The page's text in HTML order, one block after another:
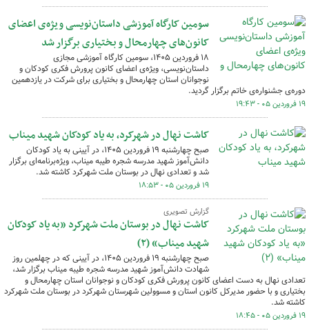
سومین کارگاه آموزشی داستان‌نویسی ویژه‌ی اعضای
کانون‌های چهارمحال و بختیاری برگزار شد
۱۸ فروردین ۱۴۰۵، سومین کارگاه آموزشی مجازی
داستان‌نویسی، ویژه‌ی اعضای کانون پرورش فکری کودکان و
نوجوانان استان چهارمحال و بختیاری برای شرکت در یازدهمین
دوره‌ی جشنواره‌ی خاتم برگزار گردید.
۱۹ فروردین ۰۵ - ۱۹:۴۳
کاشت نهال در شهرکرد، به یاد کودکان شهید میناب
صبح چهارشنبه ۱۹ فروردین ۱۴۰۵، در آیینی به یاد کودکان
دانش‌آموز شهید مدرسه شجره طیبه میناب، ویژه‌برنامه‌ای برگزار
شد و تعدادی نهال در بوستان ملت شهرکرد کاشته شد.
۱۹ فروردین ۰۵ - ۱۸:۵۳
گزارش تصویری
کاشت نهال در بوستان ملت شهرکرد «به یاد کودکان
شهید میناب» (۲)
صبح چهارشنبه ۱۹ فروردین ۱۴۰۵، در آیینی که در چهلمین روز
شهادت دانش‌آموز شهید مدرسه شجره طیبه میناب برگزار شد،
تعدادی نهال به دست اعضای کانون پرورش فکری کودکان و نوجوانان استان چهارمحال و
بختیاری و با حضور مدیرکل کانون استان و مسوولین شهرستان شهرکرد در بوستان ملت شهرکرد
کاشته شد.
۱۹ فروردین ۰۵ - ۱۸:۴۵